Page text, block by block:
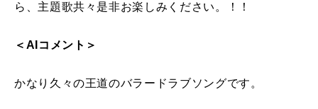
ら、主題歌共々是非お楽しみください。！！
＜AIコメント＞
かなり久々の王道のバラードラブソングです。